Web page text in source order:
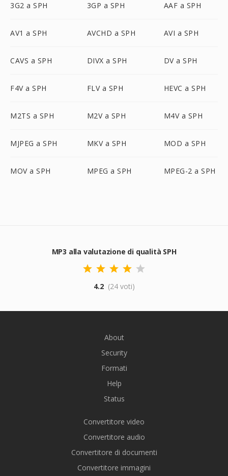
3G2 a SPH 3GP a SPH AAF a SPH
AV1 a SPH AVCHD a SPH AVI a SPH
CAVS a SPH DIVX a SPH DV a SPH
F4V a SPH FLV a SPH HEVC a SPH
M2TS a SPH M2V a SPH M4V a SPH
MJPEG a SPH MKV a SPH MOD a SPH
MOV a SPH MPEG a SPH MPEG-2 a SPH
MP3 alla valutazione di qualità SPH
4.2 (24 voti)
About
Security
Formati
Help
Status
Convertitore video
Convertitore audio
Convertitore di documenti
Convertitore immagini